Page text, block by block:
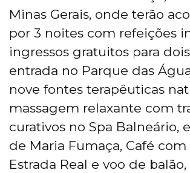
Minas Gerais, onde terão
por 3 noites com refeições
ingressos gratuitos para
entrada no Parque das
nove fontes terapêuticas
massagem relaxante com
curativos no Spa Balneário,
de Maria Fumaça, Café
Estrada Real e voo de